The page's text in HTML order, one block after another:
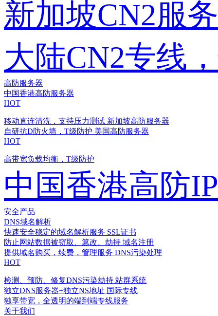
新加坡CN2服
大陆CN2专线
高防服务器
中国香港高防服务器
HOT
移动直连清洗，支持压力测试 新加坡高防服务器
自研抗D防火墙，T级防护 美国高防服务器
HOT
高带宽负载均衡，T级防护
中国香港高防IP
安全产品
DNS域名解析
快速安全稳定的域名解析服务 SSL证书
防止网站数据被窃取、篡改、劫持 域名注册
提供域名购买，续费，管理服务 DNS污染处理
HOT
检测、预防、修复DNS污染劫持 站群系统
独立DNS服务器+独立NS地址 国际专线
独享带宽，全透明的端到端专线服务
关于我们